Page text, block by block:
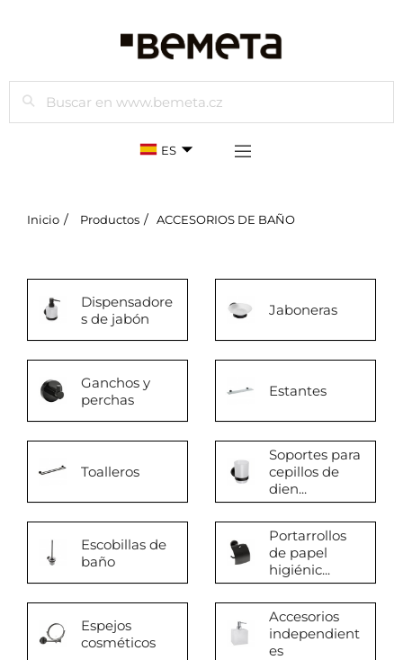
Buscar
ES
Inicio Productos ACCESORIOS DE BAÑO
Dispensadore
s de jabón
Jaboneras
Ganchos y
perchas
Estantes
Toalleros
Soportes para
cepillos de
dien...
Escobillas de
baño
Portarrollos
de papel
higiénic...
Espejos
cosméticos
Accesorios
independient
es